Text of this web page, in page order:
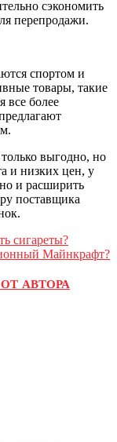
сэкономить
перепродажи.
спортом и
товары, такие
все более
выгодно, но
и низких цен, у
и расширить
поставщика
сигареты?
Майнкрафт?
АВТОРА